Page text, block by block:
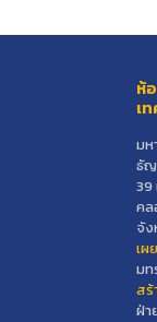
ห้
เ
มห
ธั
39
คล
จัง
เผ
มท
สร้
ฝ่า